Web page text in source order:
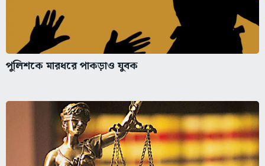
পুলিশকে মারধরে পাকড়াও যুবক